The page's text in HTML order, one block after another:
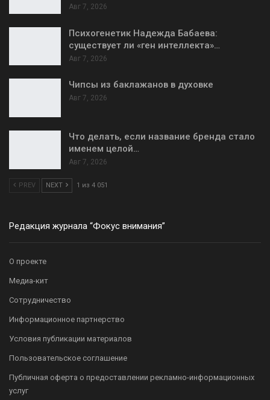
Авг 7, 2026
Психогенетик Надежда Бабаева:
существует ли «ген интеллекта»…
Авг 7, 2026
Чипсы из баклажанов в духовке
Авг 7, 2026
Что делать, если название бренда стало
именем целой…
Авг 7, 2026
PREV NEXT 1 из 4 051
Редакция журнала “Фокус внимания”
О проекте
Медиа-кит
Сотрудничество
Информационное партнерство
Условия публикации материалов
Пользовательское соглашение
Публичная оферта о предоставлении рекламно-информационных
услуг